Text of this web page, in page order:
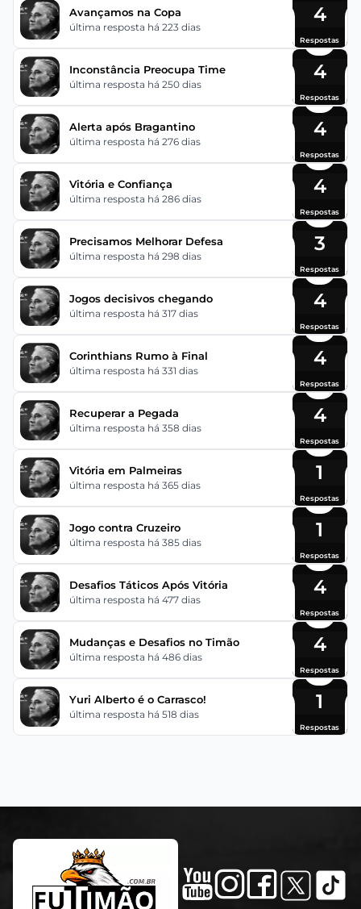
Avançamos na Copa
última resposta há 223 dias
4
Respostas
Inconstância Preocupa Time
última resposta há 250 dias
4
Respostas
Alerta após Bragantino
última resposta há 276 dias
4
Respostas
Vitória e Confiança
última resposta há 286 dias
4
Respostas
Precisamos Melhorar Defesa
última resposta há 298 dias
3
Respostas
Jogos decisivos chegando
última resposta há 317 dias
4
Respostas
Corinthians Rumo à Final
última resposta há 331 dias
4
Respostas
Recuperar a Pegada
última resposta há 358 dias
4
Respostas
Vitória em Palmeiras
última resposta há 365 dias
1
Respostas
Jogo contra Cruzeiro
última resposta há 385 dias
1
Respostas
Desafios Táticos Após Vitória
última resposta há 477 dias
4
Respostas
Mudanças e Desafios no Timão
última resposta há 486 dias
4
Respostas
Yuri Alberto é o Carrasco!
última resposta há 518 dias
1
Respostas